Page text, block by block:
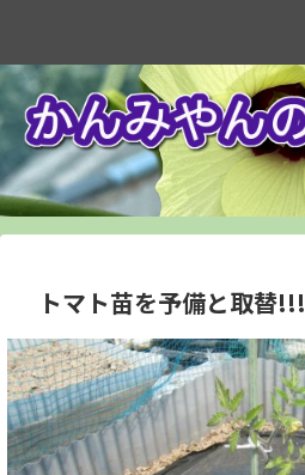
トマト苗を予備と取替!!!